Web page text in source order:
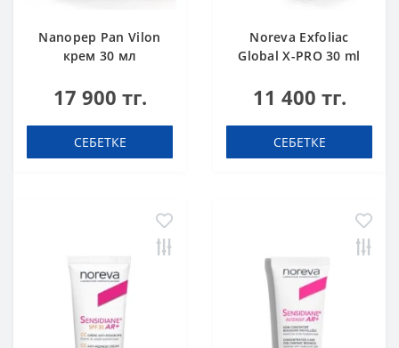
Nanopep Pan Vilon
крем 30 мл
17 900 тг.
СЕБЕТКЕ
Noreva Exfoliac
Global X-PRO 30 ml
11 400 тг.
СЕБЕТКЕ